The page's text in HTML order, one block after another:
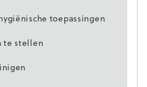
toepassingen
te stellen